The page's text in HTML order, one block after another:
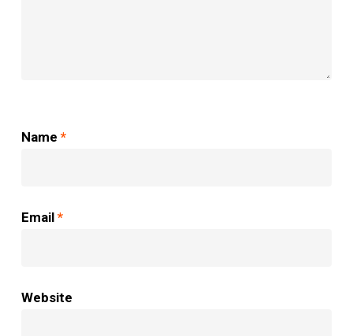
Name *
Email *
Website